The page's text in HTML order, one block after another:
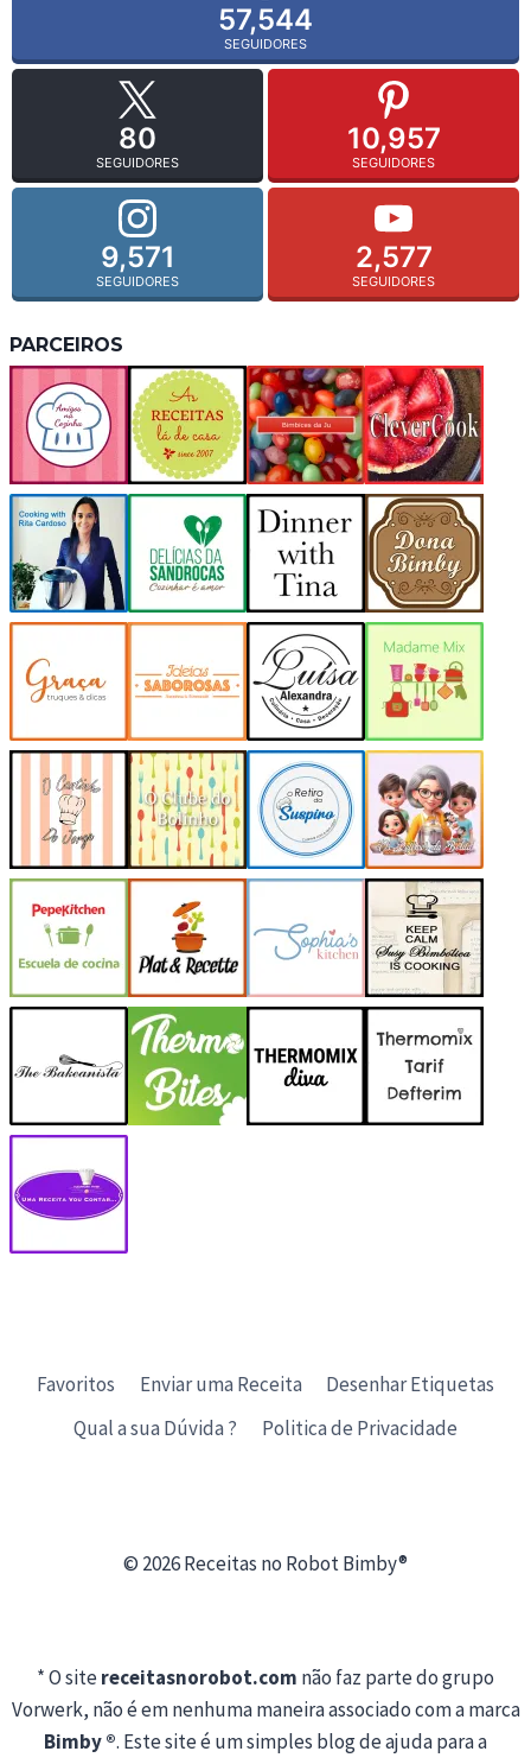
57,544
SEGUIDORES
80
SEGUIDORES
10,957
SEGUIDORES
9,571
SEGUIDORES
2,577
SEGUIDORES
PARCEIROS
Favoritos Enviar uma Receita
Desenhar Etiquetas
Qual a sua Dúvida ?
Politica de Privacidade
© 2026 Receitas no Robot Bimby®
* O sitereceitasnorobot.com não faz parte do grupo
Vorwerk, não é em nenhuma maneira associado com a marca
Bimby ®. Este site é um simples blog de ajuda para a